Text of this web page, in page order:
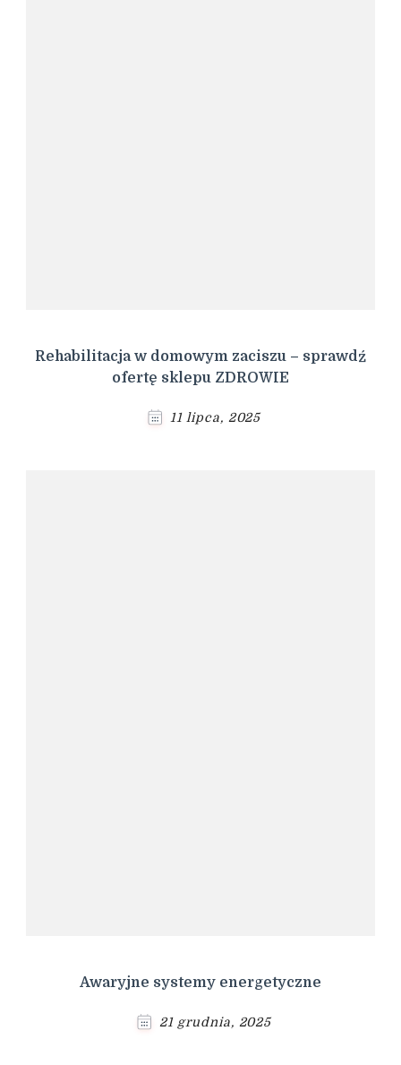
Rehabilitacja w domowym zaciszu – sprawdź
ofertę sklepu ZDROWIE
11 lipca, 2025
Awaryjne systemy energetyczne
21 grudnia, 2025